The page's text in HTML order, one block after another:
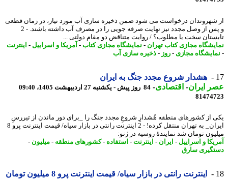
درخواست می شود ضمن ذخیره سازی آب مورد نیاز، در زمان قطعی
و پس از وصل مجدد نیز نهایت صرفه جویی را در مصرف آب داشته باشند. - 2
سخت یا مطلوب؟ / روایت متناقض دو مقام دولتی ...
مجازی کتاب تهران- نمایشگاه مجازی کتاب-آمریکا و اسراییل -اینترنت
مجازی- روز- ذخیره سازی آب
هشدار شروع مجدد جنگ به ایران
ایران- اقتصادی-84 روز پیش - یکشنبه 27 اردیبهشت 1405، 09:40
از کشورهای منطقه هُشدارِ شروعِ مجدد جنگ را _برای دور ماندن از تیررسِ
ایران_ به تهران منتقل کرده! - 2 اینترنت رانتی در بازار سیاه/ قیمت اینترنت پرو 8
تومان شد نمایندهٔ روسیه در ژنو:
و اسراییل
-ایران - اینترنت-استفاده-کشورهای منطقه-میلیون-
سارق
اینترنت رانتی در بازار سیاه/ قیمت اینترنت پرو 8 میلیون تومان